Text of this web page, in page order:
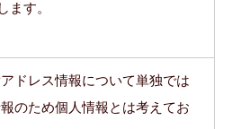
ます。
ドレス情報について単独では
のため個人情報とは考えてお